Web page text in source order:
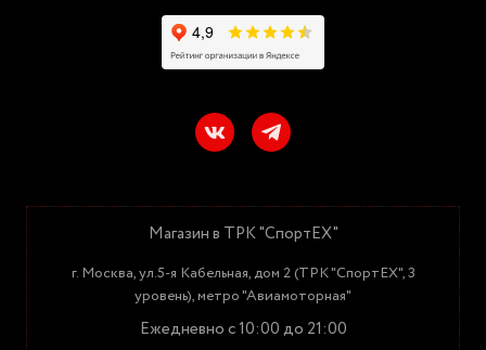
Магазин в ТРК "СпортЕХ"
г. Москва, ул.5-я Кабельная, дом 2 (ТРК "СпортЕХ", 3
уровень), метро "Авиамоторная"
Ежедневно с 10:00 до 21:00